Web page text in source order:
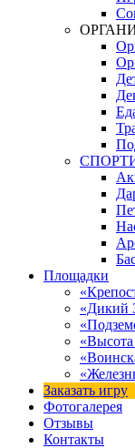
Площадки
«Дикий
Заказать игру
Фотогалерея
Отзывы
Контакты